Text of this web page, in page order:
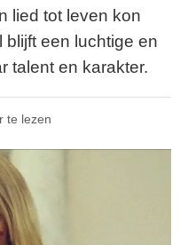
lied tot leven kon
blijft een luchtige en
talent en karakter.
te lezen